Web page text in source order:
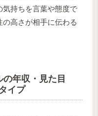
気持ちを言葉や態度で
高さが相手に伝わる
の年収・見た目
イプ